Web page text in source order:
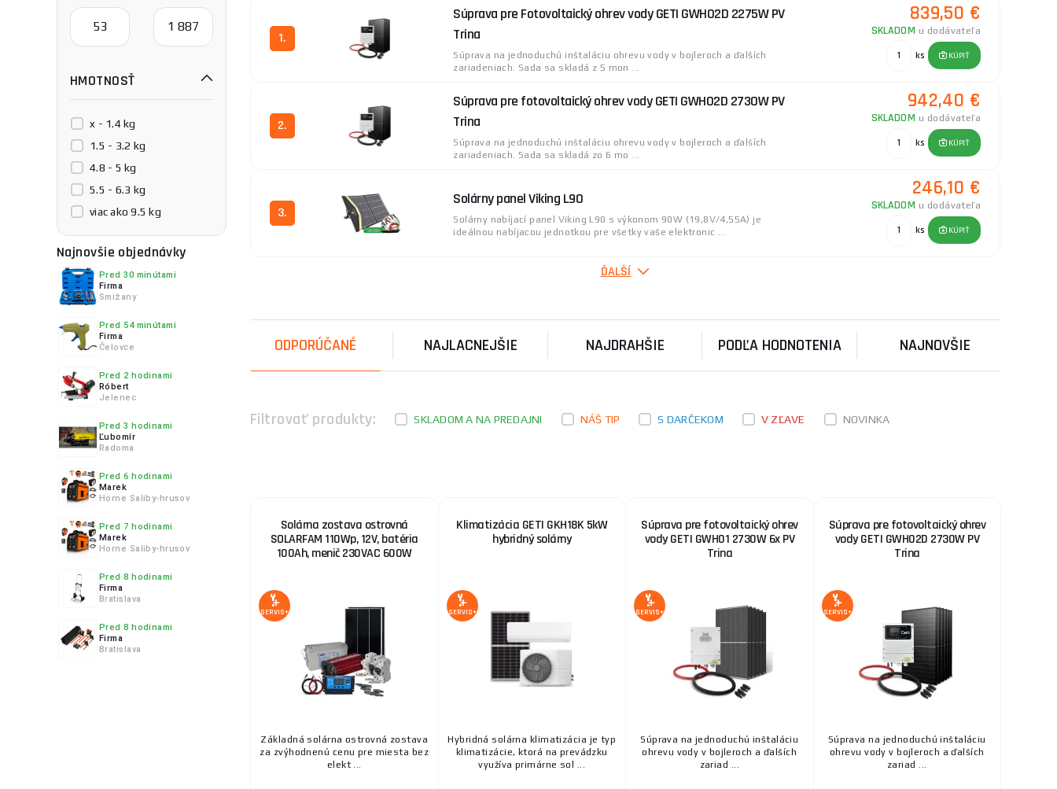
HMOTNOSŤ
x - 1.4 kg
1.5 - 3.2 kg
4.8 - 5 kg
5.5 - 6.3 kg
viac ako 9.5 kg
Najnovšie objednávky
Pred 30 minútami
Firma
Smižany
Pred 54 minútami
Firma
Čelovce
Pred 2 hodinami
Róbert
Jelenec
Pred 3 hodinami
Ľubomír
Radoma
Pred 6 hodinami
Marek
Horne Saliby-hrusov
Pred 7 hodinami
Marek
Horne Saliby-hrusov
Pred 8 hodinami
Firma
Bratislava
Pred 8 hodinami
Firma
Bratislava
1.
Súprava pre Fotovoltaický ohrev vody GETI GWH02D 2275W PV
Trina
Súprava na jednoduchú inštaláciu ohrevu vody v bojleroch a ďalších
zariadeniach. Sada sa skladá z 5 mon ...
839,50 €
SKLADOM u dodávateľa
ks KÚPIŤ
2.
Súprava pre fotovoltaický ohrev vody GETI GWH02D 2730W PV
Trina
Súprava na jednoduchú inštaláciu ohrevu vody v bojleroch a ďalších
zariadeniach. Sada sa skladá zo 6 mo ...
942,40 €
SKLADOM u dodávateľa
ks KÚPIŤ
3.
Solárny panel Viking L90
Solárny nabíjací panel Viking L90 s výkonom 90W (19,8V/4,55A) je
ideálnou nabíjacou jednotkou pre všetky vaše elektronic ...
246,10 €
SKLADOM u dodávateľa
ks KÚPIŤ
Súprava pre fotovoltaický ohrev vody GETI GWH01 2730W 6x PV
ks
Solárna zostava ostrovná SOLARFAM 110Wp, 12V, batéria 100Ah,
elektrickej energie. Zostava je nav ...
ĎALŠÍ
ODPORÚČANÉ NAJLACNEJŠIE NAJDRAHŠIE PODĽA HODNOTENIA NAJNOVŠIE
Filtrovať produkty: SKLADOM A NA PREDAJNI NÁŠ TIP S DARČEKOM V ZĽAVE NOVINKA
Solárna zostava ostrovná
SOLARFAM 110Wp, 12V, batéria
100Ah, menič 230VAC 600W
SERVIS+
Základná solárna ostrovná zostava
za zvýhodnenú cenu pre miesta bez
elekt ...
Klimatizácia GETI GKH18K 5kW
hybridný solárny
SERVIS+
Hybridná solárna klimatizácia je typ
klimatizácie, ktorá na prevádzku
využíva primárne sol ...
Súprava pre fotovoltaický ohrev
vody GETI GWH01 2730W 6x PV
Trina
SERVIS+
Súprava na jednoduchú inštaláciu
ohrevu vody v bojleroch a ďalších
zariad ...
Súprava pre fotovoltaický ohrev
vody GETI GWH02D 2730W PV
Trina
SERVIS+
Súprava na jednoduchú inštaláciu
ohrevu vody v bojleroch a ďalších
zariad ...